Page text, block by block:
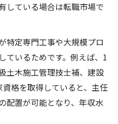
資格一覧の違いを整理
適な専任ルートとは
監理技術者専任の違い
者要件を満たす方法
件の比較ポイント
している場合は転職市場で
特定専門工事や大規模プロ
ているためです。例えば、1
土木施工管理技士補、建設
格を取得していると、主任
配置が可能となり、年収水